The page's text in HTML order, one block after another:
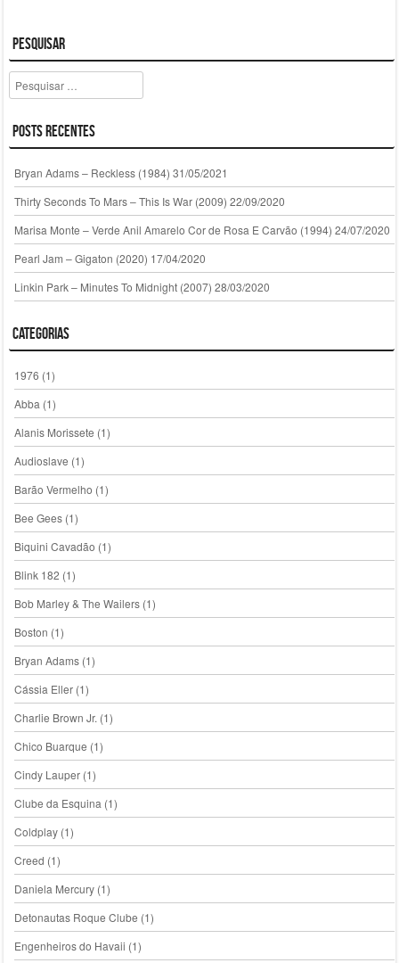
Pesquisar
Pesquisar
Posts Recentes
Bryan Adams – Reckless (1984) 31/05/2021
Thirty Seconds To Mars – This Is War (2009) 22/09/2020
Marisa Monte – Verde Anil Amarelo Cor de Rosa E Carvão (1994) 24/07/2020
Pearl Jam – Gigaton (2020) 17/04/2020
Linkin Park – Minutes To Midnight (2007) 28/03/2020
Categorias
1976 (1)
Abba (1)
Alanis Morissete (1)
Audioslave (1)
Barão Vermelho (1)
Bee Gees(1)
Biquini Cavadão (1)
Blink 182 (1)
Bob Marley & The Wailers(1)
Boston (1)
Bryan Adams(1)
Cássia Eller(1)
Charlie Brown Jr. (1)
Chico Buarque (1)
Cindy Lauper(1)
Clube da Esquina (1)
Coldplay(1)
Creed (1)
Daniela Mercury(1)
Detonautas Roque Clube (1)
Engenheiros do Havaii (1)